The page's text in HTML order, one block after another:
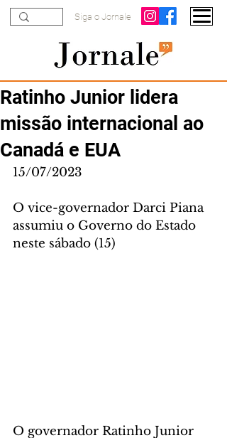
Siga o Jornale
Ratinho Junior lidera
missão internacional ao
Canadá e EUA
15/07/2023
O vice-governador Darci Piana
assumiu o Governo do Estado
neste sábado (15)
O governador Ratinho Junior